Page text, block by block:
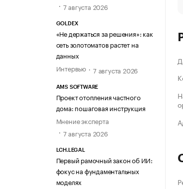
7 августа 2026
GOLDEX
«Не держаться за решения»: как
сеть золотоматов растет на
данных
Интервью
7 августа 2026
AMS SOFTWARE
Проект отопления частного
дома: пошаговая инструкция
Мнение эксперта
7 августа 2026
LCH.LEGAL
Первый рамочный закон об ИИ:
фокус на фундаментальных
моделях